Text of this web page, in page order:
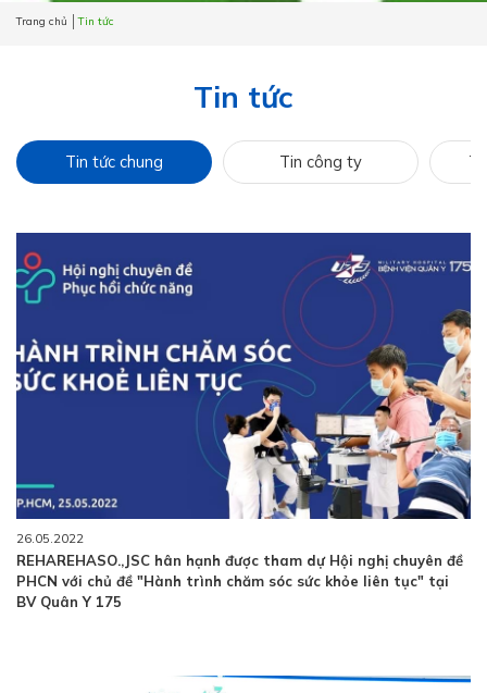
Trang chủ Tin tức
Tin tức
Tin tức chung Tin công ty
26.05.2022
REHAREHASO.,JSC hân hạnh được tham dự Hội nghị chuyên đề
PHCN với chủ đề "Hành trình chăm sóc sức khỏe liên tục" tại
BV Quân Y 175